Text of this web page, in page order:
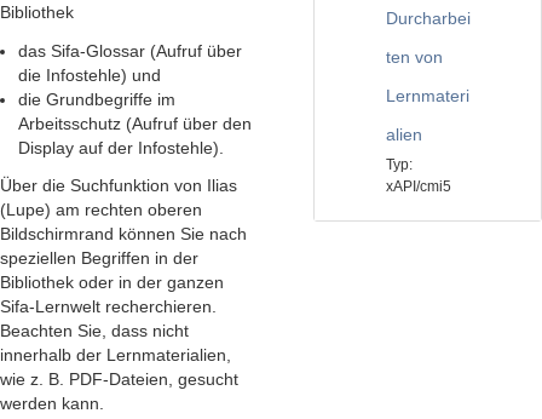
Bibliothek
das Sifa-Glossar (Aufruf über
die Infostehle) und
die Grundbegriffe im
Arbeitsschutz (Aufruf über den
Display auf der Infostehle).
Über die Suchfunktion von Ilias
(Lupe) am rechten oberen
Bildschirmrand können Sie nach
speziellen Begriffen in der
Bibliothek oder in der ganzen
Sifa-Lernwelt recherchieren.
Beachten Sie, dass nicht
innerhalb der Lernmaterialien,
wie z. B. PDF-Dateien, gesucht
werden kann.
Durcharbei
ten von
Lernmateri
alien
Typ:
xAPI/cmi5